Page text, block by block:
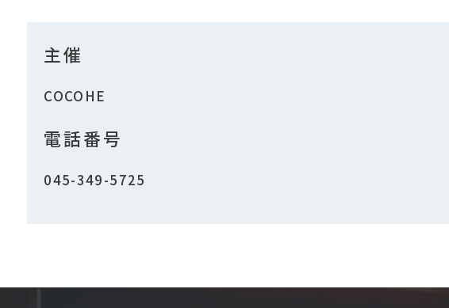
主催
COCOHE
電話番号
045-349-5725